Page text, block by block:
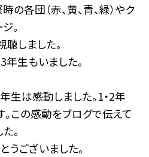
の各団（赤、黄、青、緑）やク
。
しました。
年生もいました。
生は感動しました。1・2年
この感動をブログで伝えて
。
うございました。